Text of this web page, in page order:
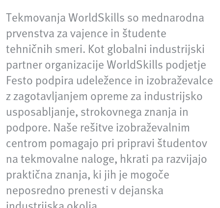
Tekmovanja WorldSkills so mednarodna
prvenstva za vajence in študente
tehničnih smeri. Kot globalni industrijski
partner organizacije WorldSkills podjetje
Festo podpira udeležence in izobraževalce
z zagotavljanjem opreme za industrijsko
usposabljanje, strokovnega znanja in
podpore. Naše rešitve izobraževalnim
centrom pomagajo pri pripravi študentov
na tekmovalne naloge, hkrati pa razvijajo
praktična znanja, ki jih je mogoče
neposredno prenesti v dejanska